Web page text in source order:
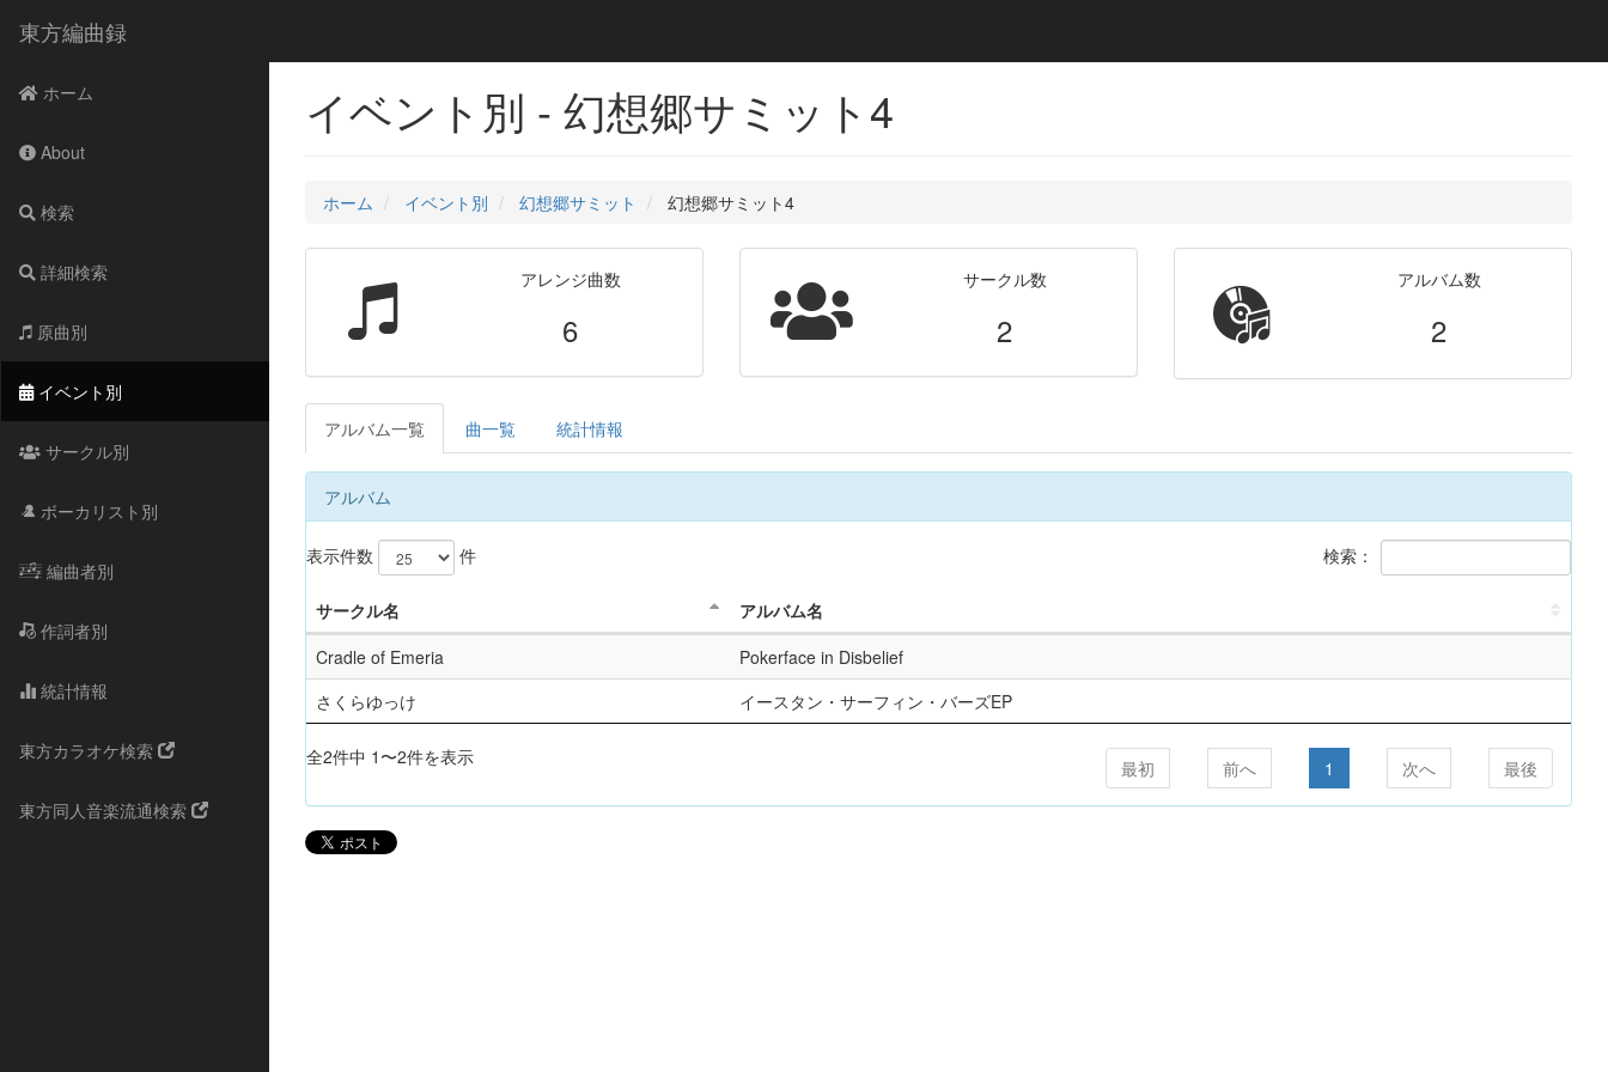
東方編曲録
ホーム
About
検索
詳細検索
原曲別
イベント別
サークル別
ボーカリスト別
編曲者別
作詞者別
統計情報
東方カラオケ検索
東方同人音楽流通検索
イベント別 - 幻想郷サミット4
ホーム イベント別 幻想郷サミット 幻想郷サミット4
アレンジ曲数
6
サークル数
2
アルバム数
2
アルバム一覧 曲一覧 統計情報
アルバム
表示件数 件 検索：
サークル名
アルバム名
Cradle of Emeria
Pokerface in Disbelief
さくらゆっけ
イースタン・サーフィン・バーズEP
全2件中 1〜2件を表示 最初 前へ 1 次へ 最後